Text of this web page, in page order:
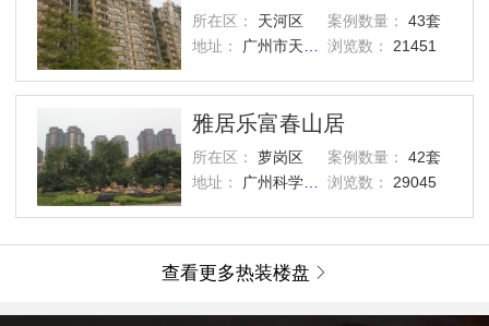
所在区： 天河区 案例数量：
43套
地址：
广州市天河区汇景路五山街 浏览数： 21451
雅居乐富春山居
所在区： 萝岗区 案例数量：
42套
地址：
广州科学城西区 浏览数： 29045
查看更多热装楼盘 